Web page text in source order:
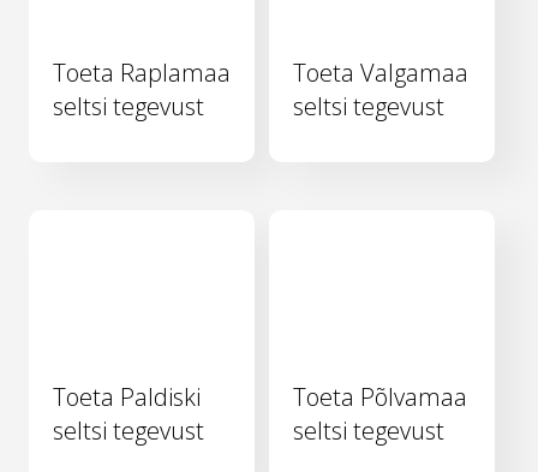
Toeta Raplamaa
seltsi tegevust
Toeta Valgamaa
seltsi tegevust
Toeta Paldiski
seltsi tegevust
Toeta Põlvamaa
seltsi tegevust